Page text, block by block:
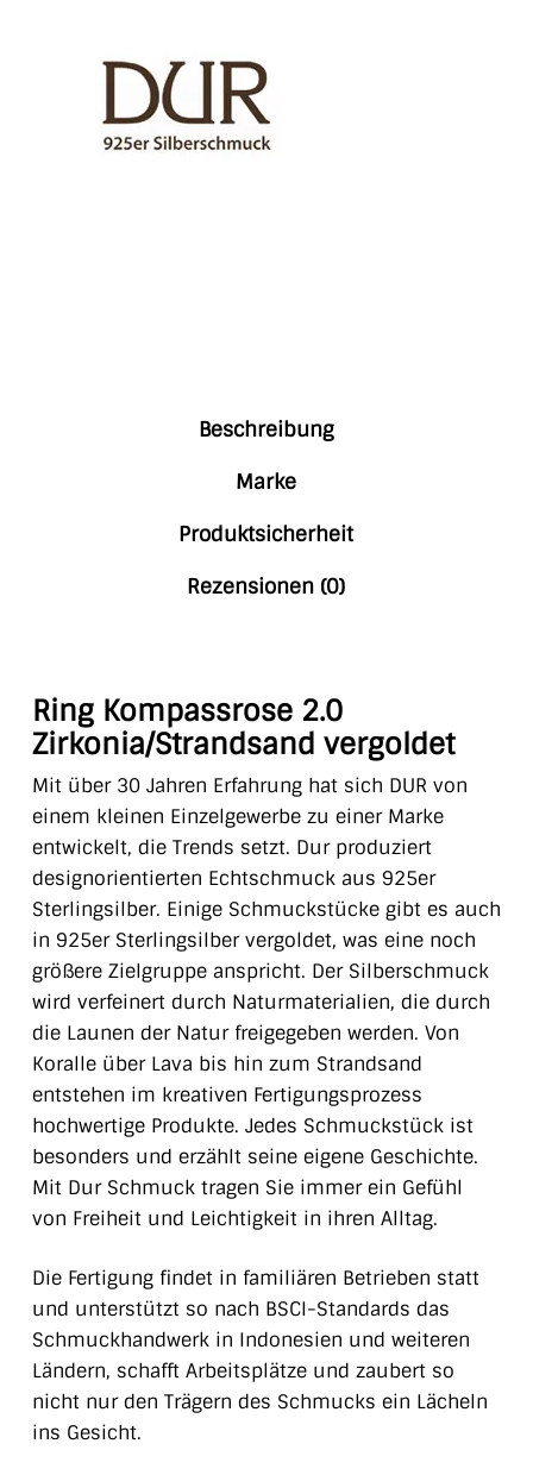
Beschreibung
Marke
Produktsicherheit
Rezensionen (0)
Ring Kompassrose 2.0
Zirkonia/Strandsand vergoldet
Mit über 30 Jahren Erfahrung hat sich DUR von
einem kleinen Einzelgewerbe zu einer Marke
entwickelt, die Trends setzt. Dur produziert
designorientierten Echtschmuck aus 925er
Sterlingsilber. Einige Schmuckstücke gibt es auch
in 925er Sterlingsilber vergoldet, was eine noch
größere Zielgruppe anspricht. Der Silberschmuck
wird verfeinert durch Naturmaterialien, die durch
die Launen der Natur freigegeben werden. Von
Koralle über Lava bis hin zum Strandsand
entstehen im kreativen Fertigungsprozess
hochwertige Produkte. Jedes Schmuckstück ist
besonders und erzählt seine eigene Geschichte.
Mit Dur Schmuck tragen Sie immer ein Gefühl
von Freiheit und Leichtigkeit in ihren Alltag.
Die Fertigung findet in familiären Betrieben statt
und unterstützt so nach BSCI-Standards das
Schmuckhandwerk in Indonesien und weiteren
Ländern, schafft Arbeitsplätze und zaubert so
nicht nur den Trägern des Schmucks ein Lächeln
ins Gesicht.